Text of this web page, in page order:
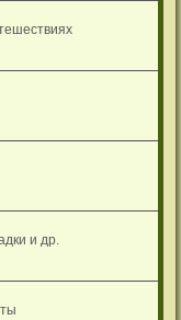
и др.